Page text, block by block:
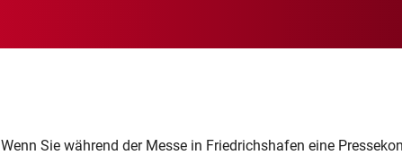
Wenn Sie während der Messe in Friedrichshafen eine